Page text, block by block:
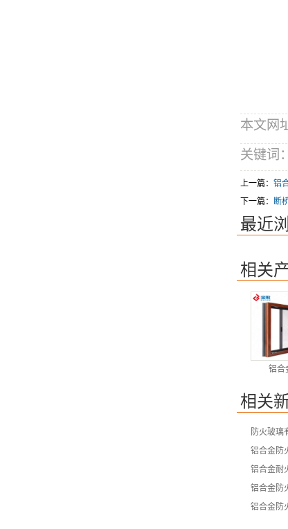
本文网
关键词：
上一篇： 铝
下一篇：
断
最近
相关
铝合
相关
防火玻璃
铝合金防
铝合金耐
铝合金防
铝合金防